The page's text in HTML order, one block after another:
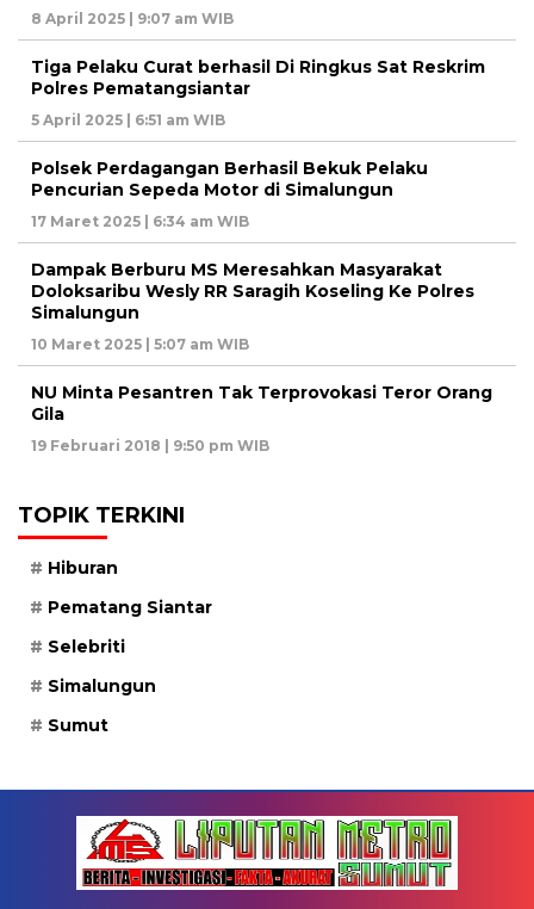
8 April 2025 | 9:07 am WIB
Tiga Pelaku Curat berhasil Di Ringkus Sat Reskrim
Polres Pematangsiantar
5 April 2025 | 6:51 am WIB
Polsek Perdagangan Berhasil Bekuk Pelaku
Pencurian Sepeda Motor di Simalungun
17 Maret 2025 | 6:34 am WIB
Dampak Berburu MS Meresahkan Masyarakat
Doloksaribu Wesly RR Saragih Koseling Ke Polres
Simalungun
10 Maret 2025 | 5:07 am WIB
NU Minta Pesantren Tak Terprovokasi Teror Orang
Gila
19 Februari 2018 | 9:50 pm WIB
TOPIK TERKINI
Hiburan
Pematang Siantar
Selebriti
Simalungun
Sumut